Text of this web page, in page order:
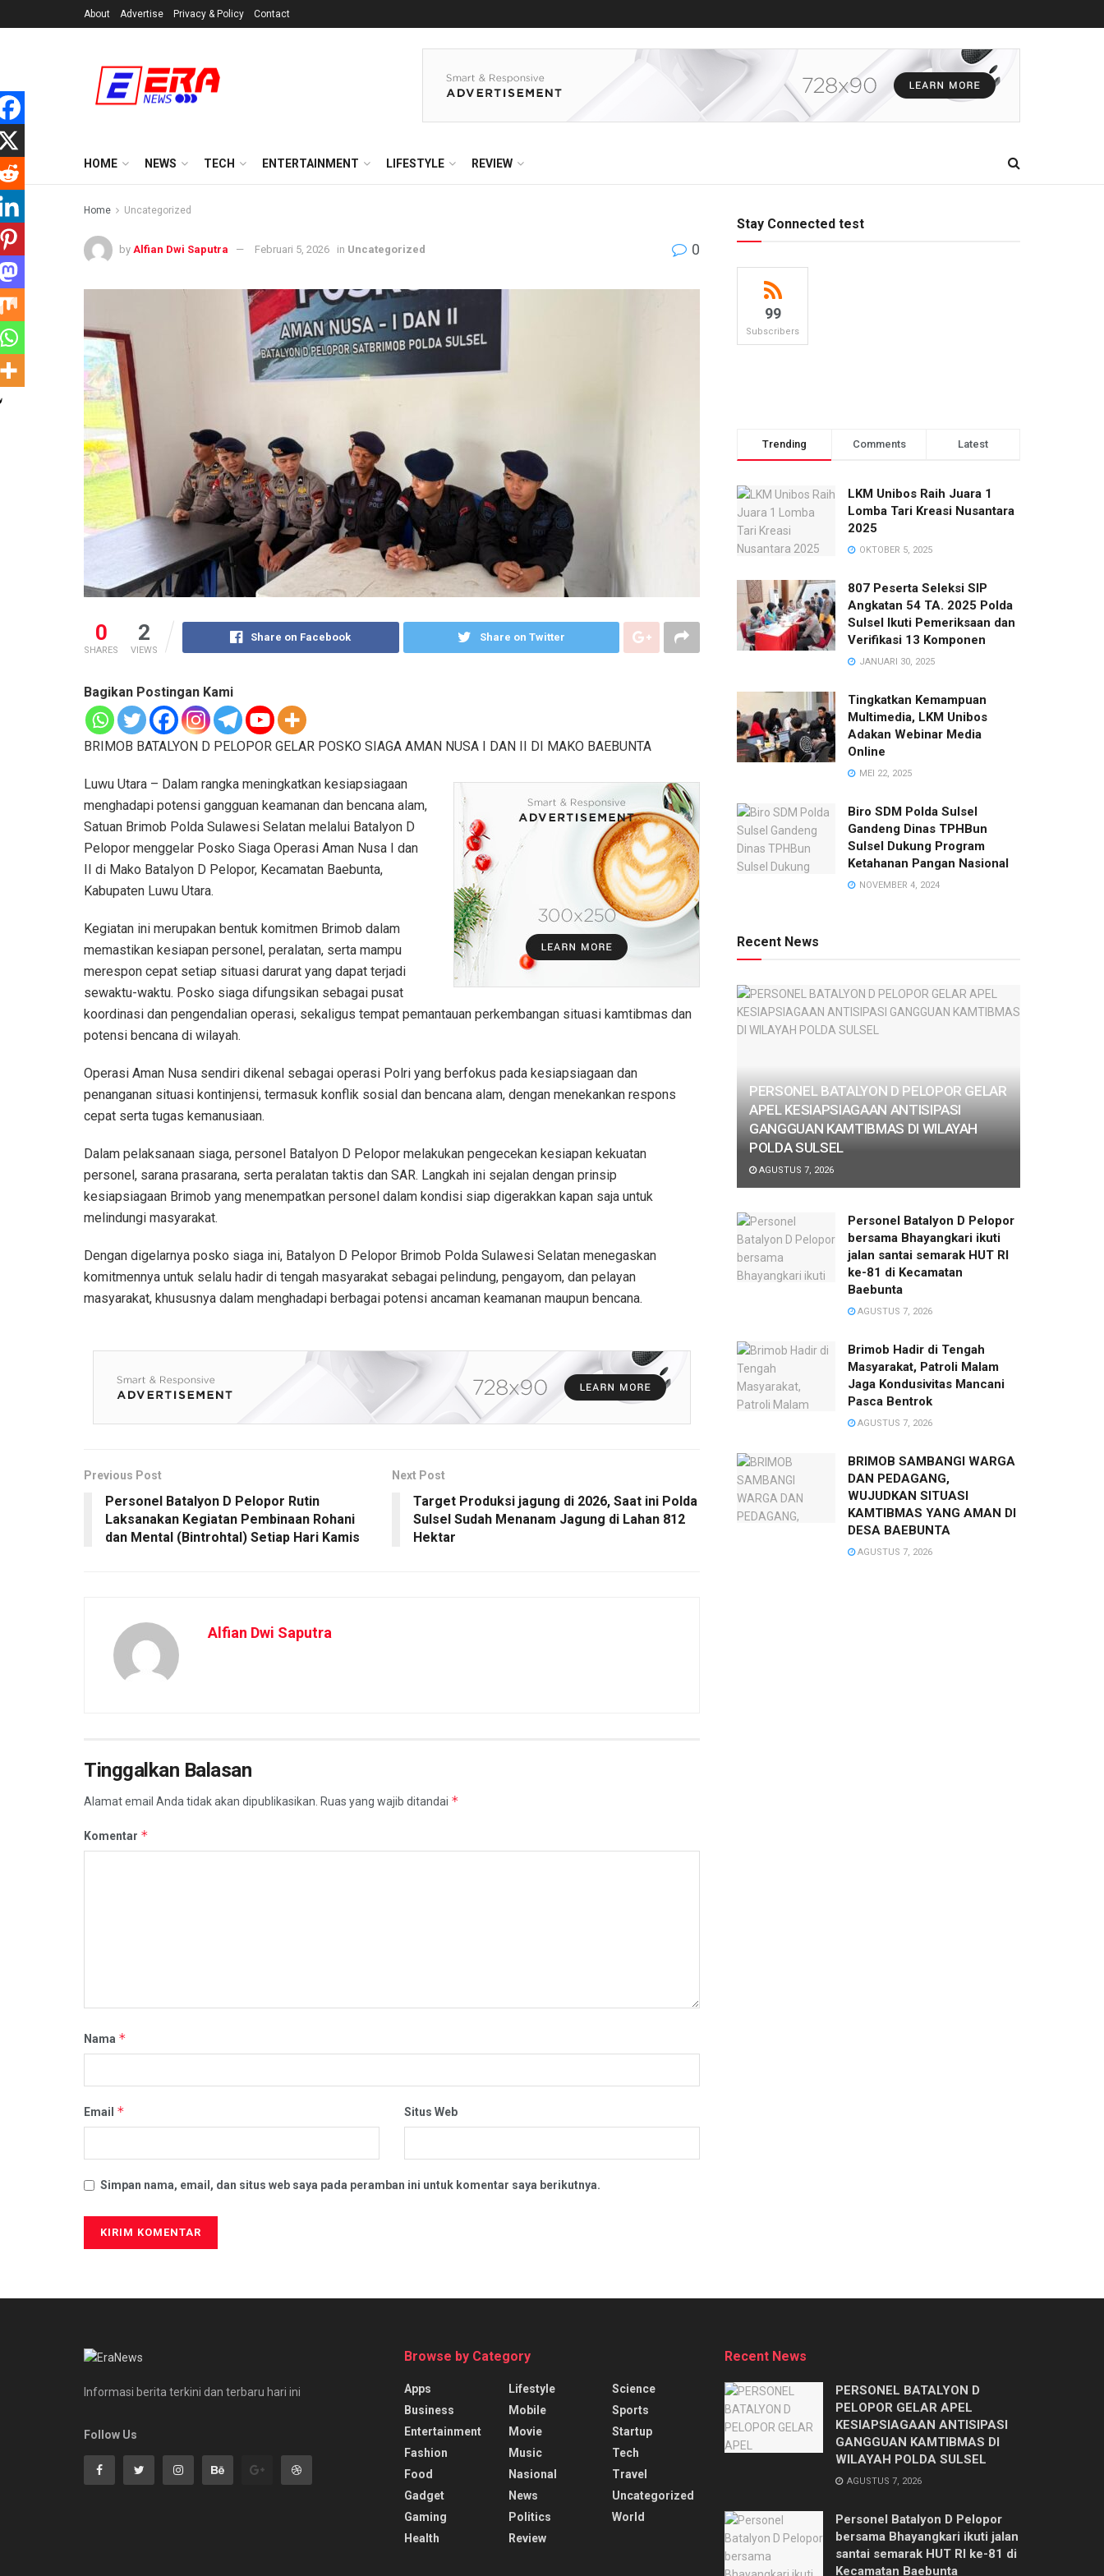
About Advertise Privacy & Policy Contact
HOME NEWS TECH ENTERTAINMENT LIFESTYLE REVIEW
Home Uncategorized
by Alfian Dwi Saputra Februari 5, 2026 in Uncategorized 0
0
SHARES
2
VIEWS
Share on Facebook Share on Twitter
Bagikan Postingan Kami
BRIMOB BATALYON D PELOPOR GELAR POSKO SIAGA AMAN NUSA I DAN II DI MAKO BAEBUNTA
Luwu Utara – Dalam rangka meningkatkan kesiapsiagaan
menghadapi potensi gangguan keamanan dan bencana alam,
Satuan Brimob Polda Sulawesi Selatan melalui Batalyon D
Pelopor menggelar Posko Siaga Operasi Aman Nusa I dan
II di Mako Batalyon D Pelopor, Kecamatan Baebunta,
Kabupaten Luwu Utara.
Kegiatan ini merupakan bentuk komitmen Brimob dalam
memastikan kesiapan personel, peralatan, serta mampu
merespon cepat setiap situasi darurat yang dapat terjadi
sewaktu-waktu. Posko siaga difungsikan sebagai pusat
koordinasi dan pengendalian operasi, sekaligus tempat pemantauan perkembangan situasi kamtibmas dan
potensi bencana di wilayah.
Operasi Aman Nusa sendiri dikenal sebagai operasi Polri yang berfokus pada kesiapsiagaan dan
penanganan situasi kontinjensi, termasuk konflik sosial dan bencana alam, dengan menekankan respons
cepat serta tugas kemanusiaan.
Dalam pelaksanaan siaga, personel Batalyon D Pelopor melakukan pengecekan kesiapan kekuatan
personel, sarana prasarana, serta peralatan taktis dan SAR. Langkah ini sejalan dengan prinsip
kesiapsiagaan Brimob yang menempatkan personel dalam kondisi siap digerakkan kapan saja untuk
melindungi masyarakat.
Dengan digelarnya posko siaga ini, Batalyon D Pelopor Brimob Polda Sulawesi Selatan menegaskan
komitmennya untuk selalu hadir di tengah masyarakat sebagai pelindung, pengayom, dan pelayan
masyarakat, khususnya dalam menghadapi berbagai potensi ancaman keamanan maupun bencana.
Previous Post
Personel Batalyon D Pelopor Rutin
Laksanakan Kegiatan Pembinaan Rohani
dan Mental (Bintrohtal) Setiap Hari Kamis
Next Post
Target Produksi jagung di 2026, Saat ini Polda
Sulsel Sudah Menanam Jagung di Lahan 812
Hektar
Alfian Dwi Saputra
Tinggalkan Balasan
Alamat email Anda tidak akan dipublikasikan. Ruas yang wajib ditandai *
Komentar *
Nama *
Email * Situs Web
Simpan nama, email, dan situs web saya pada peramban ini untuk komentar saya berikutnya.
Stay Connected test
99
Subscribers
Trending Comments Latest
LKM Unibos Raih Juara 1
Lomba Tari Kreasi Nusantara
2025
OKTOBER 5, 2025
807 Peserta Seleksi SIP
Angkatan 54 TA. 2025 Polda
Sulsel Ikuti Pemeriksaan dan
Verifikasi 13 Komponen
JANUARI 30, 2025
Tingkatkan Kemampuan
Multimedia, LKM Unibos
Adakan Webinar Media
Online
MEI 22, 2025
Biro SDM Polda Sulsel
Gandeng Dinas TPHBun
Sulsel Dukung Program
Ketahanan Pangan Nasional
NOVEMBER 4, 2024
Recent News
PERSONEL BATALYON D PELOPOR GELAR
APEL KESIAPSIAGAAN ANTISIPASI
GANGGUAN KAMTIBMAS DI WILAYAH
POLDA SULSEL
AGUSTUS 7, 2026
Personel Batalyon D Pelopor
bersama Bhayangkari ikuti
jalan santai semarak HUT RI
ke-81 di Kecamatan
Baebunta
AGUSTUS 7, 2026
Brimob Hadir di Tengah
Masyarakat, Patroli Malam
Jaga Kondusivitas Mancani
Pasca Bentrok
AGUSTUS 7, 2026
BRIMOB SAMBANGI WARGA
DAN PEDAGANG,
WUJUDKAN SITUASI
KAMTIBMAS YANG AMAN DI
DESA BAEBUNTA
AGUSTUS 7, 2026
Informasi berita terkini dan terbaru hari ini
Follow Us
Browse by Category
Apps
Business
Entertainment
Fashion
Food
Gadget
Gaming
Health
Lifestyle
Mobile
Movie
Music
Nasional
News
Politics
Review
Science
Sports
Startup
Tech
Travel
Uncategorized
World
Recent News
PERSONEL BATALYON D
PELOPOR GELAR APEL
KESIAPSIAGAAN ANTISIPASI
GANGGUAN KAMTIBMAS DI
WILAYAH POLDA SULSEL
AGUSTUS 7, 2026
Personel Batalyon D Pelopor
bersama Bhayangkari ikuti jalan
santai semarak HUT RI ke-81 di
Kecamatan Baebunta